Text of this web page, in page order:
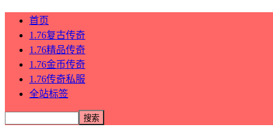
首页
1.76复古传奇
1.76精品传奇
1.76金币传奇
1.76传奇私服
全站标签